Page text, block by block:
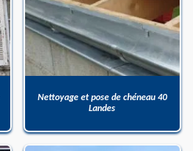
Nettoyage et pose de chéneau 40
Landes